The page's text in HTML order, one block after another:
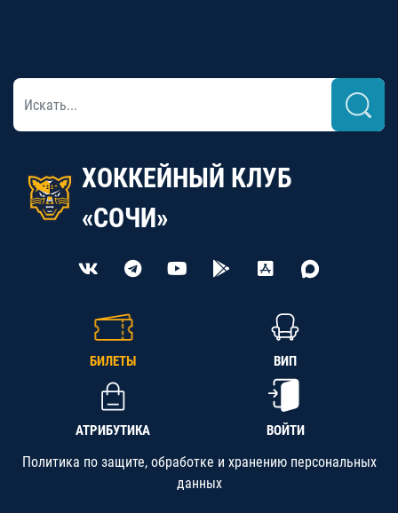
ХОККЕЙНЫЙ КЛУБ
«СОЧИ»
БИЛЕТЫ ВИП
АТРИБУТИКА ВОЙТИ
Политика по защите, обработке и хранению персональных
данных